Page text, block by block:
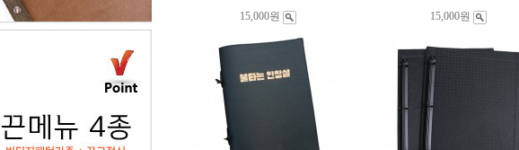
15,000원 15,000원